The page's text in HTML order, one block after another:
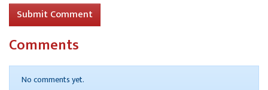
Submit Comment
Comments
No comments yet.